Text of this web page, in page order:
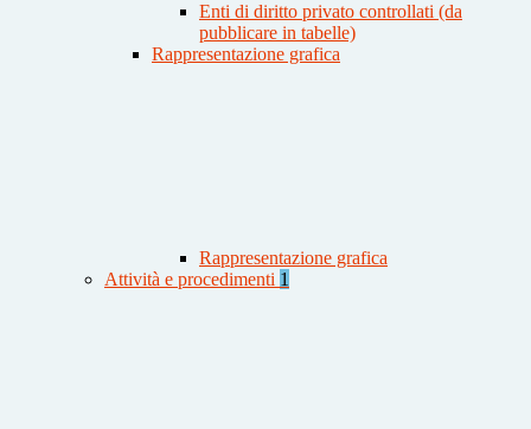
Enti di diritto privato controllati (da
pubblicare in tabelle)
Rappresentazione grafica
Rappresentazione grafica
Attività e procedimenti 1